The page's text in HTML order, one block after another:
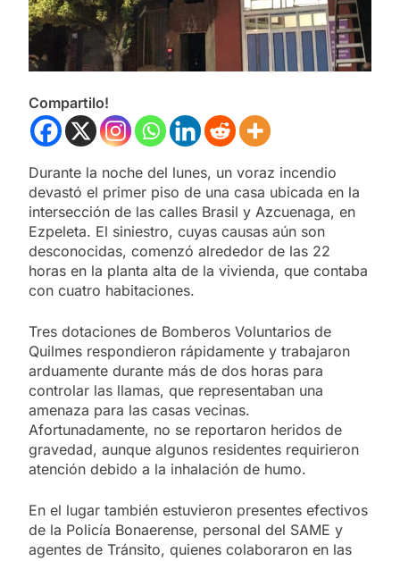
Compartilo!
Durante la noche del lunes, un voraz incendio
devastó el primer piso de una casa ubicada en la
intersección de las calles Brasil y Azcuenaga, en
Ezpeleta. El siniestro, cuyas causas aún son
desconocidas, comenzó alrededor de las 22
horas en la planta alta de la vivienda, que contaba
con cuatro habitaciones.
Tres dotaciones de Bomberos Voluntarios de
Quilmes respondieron rápidamente y trabajaron
arduamente durante más de dos horas para
controlar las llamas, que representaban una
amenaza para las casas vecinas.
Afortunadamente, no se reportaron heridos de
gravedad, aunque algunos residentes requirieron
atención debido a la inhalación de humo.
En el lugar también estuvieron presentes efectivos
de la Policía Bonaerense, personal del SAME y
agentes de Tránsito, quienes colaboraron en las